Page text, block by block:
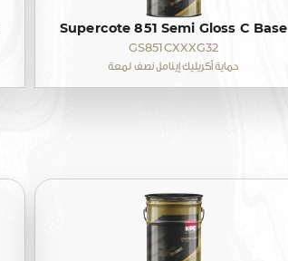
Supercote 851 Semi Gloss C Base
GS851CXXXG32
حماية أكريليك إينامل نصف لمعة